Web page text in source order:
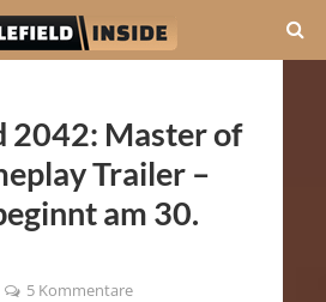
2042: Master of
Trailer –
am 30.
5 Kommentare